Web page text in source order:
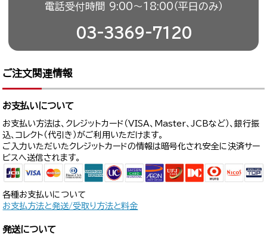
電話受付時間 9:00〜18:00（平日のみ）
03-3369-7120
ご注文関連情報
お支払いについて
お支払い方法は、クレジットカード（VISA、Master、JCBなど）、銀行振
込、コレクト（代引き）がご利用いただけます。
ご入力いただいたクレジットカードの情報は暗号化され安全に決済サー
ビスへ送信されます。
各種お支払いについて
お支払方法と発送/受取り方法と料金
発送について